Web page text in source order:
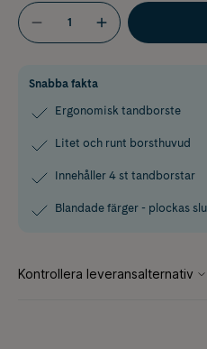
Snabba fakta
Ergonomisk tandborste
Litet och runt borsthuvud
Innehåller 4 st tandborstar
Blandade färger - plockas